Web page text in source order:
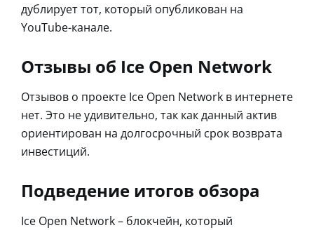
дублирует тот, который опубликован на
YouTube-канале.
Отзывы об Ice Open Network
Отзывов о проекте Ice Open Network в интернете
нет. Это не удивительно, так как данный актив
ориентирован на долгосрочный срок возврата
инвестиций.
Подведение итогов обзора
Ice Open Network – блокчейн, который